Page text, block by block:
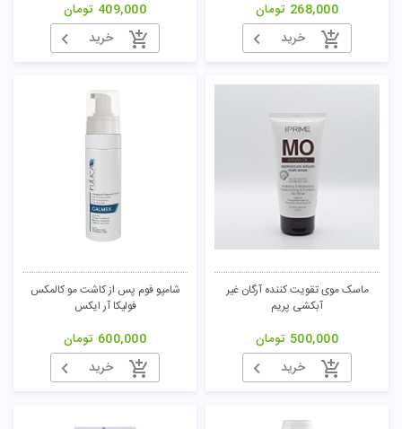
268,000 تومان
خرید
409,000 تومان
خرید
ماسک موی تقویت کننده آرگان غیر
آبکشی پریم
500,000 تومان
خرید
شامپو فوم پس از کاشت مو کالمکس
فولیکا آر ایکس
600,000 تومان
خرید